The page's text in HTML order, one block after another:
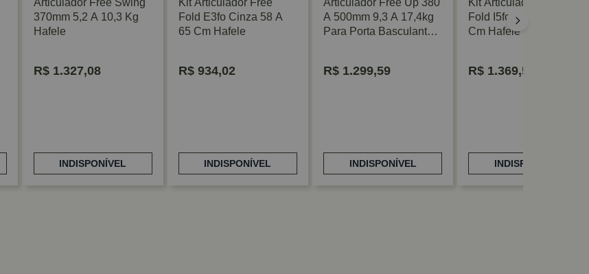
370mm 5,2 A 10,3 Kg
Hafele
R$1.327,08
INDISPONÍVEL
Fold E3fo Cinza 58 A
65 Cm Hafele
R$934,02
INDISPONÍVEL
A 500mm 9,3 A 17,4kg
Para Porta Basculante
R$ 1.299,59
INDISPONÍVEL
Fold I5fo Cinza 84 A 91
Cm Hafele
R$ 1.369,58
INDISPONÍVEL